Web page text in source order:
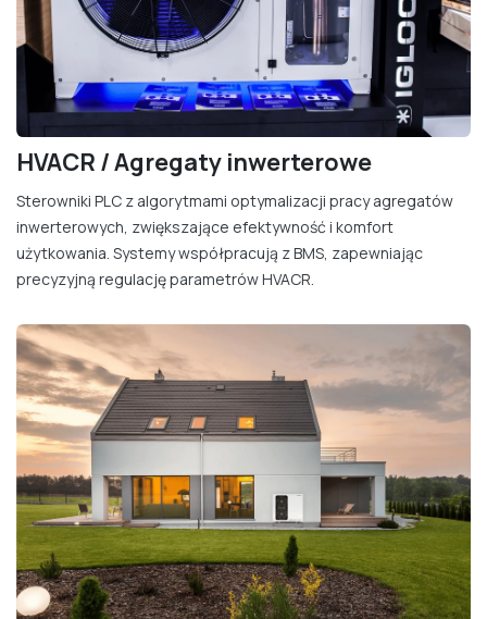
HVACR / Agregaty inwerterowe
Sterowniki PLC z algorytmami optymalizacji pracy agregatów
inwerterowych, zwiększające efektywność i komfort
użytkowania. Systemy współpracują z BMS, zapewniając
precyzyjną regulację parametrów HVACR.